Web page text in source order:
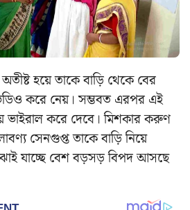
হয়ে তাকে বাড়ি থেকে বের
করে নেয়। সম্ভবত এরপর এই
ভাইরাল করে দেবে। মিশকার করুণ
সেনগুপ্ত তাকে বাড়ি নিয়ে
যাচ্ছে বেশ বড়সড় বিপদ আসছে